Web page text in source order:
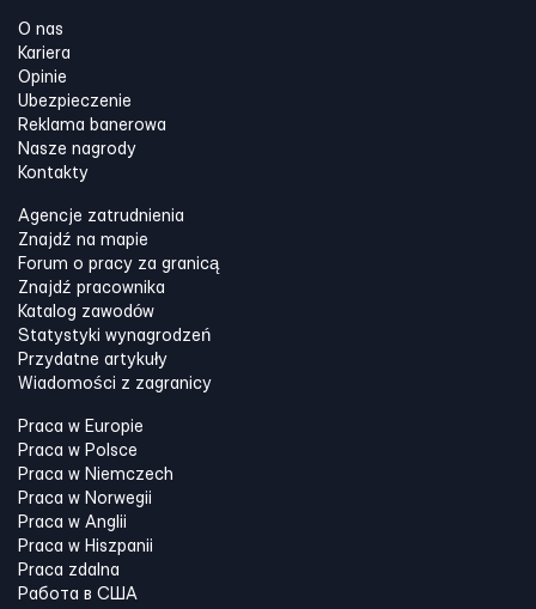
O nas
Kariera
Opinie
Ubezpieczenie
Reklama banerowa
Nasze nagrody
Kontakty
Agencje zatrudnienia
Znajdź na mapie
Forum o pracy za granicą
Znajdź pracownika
Katalog zawodów
Statystyki wynagrodzeń
Przydatne artykuły
Wiadomości z zagranicy
Praca w Europie
Praca w Polsce
Praca w Niemczech
Praca w Norwegii
Praca w Anglii
Praca w Hiszpanii
Praca zdalna
Работа в США